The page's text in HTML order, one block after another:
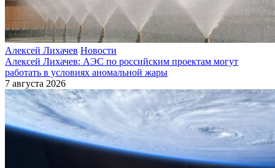
Алексей Лихачев Новости
Алексей Лихачев: АЭС по российским проектам могут
работать в условиях аномальной жары
7 августа 2026